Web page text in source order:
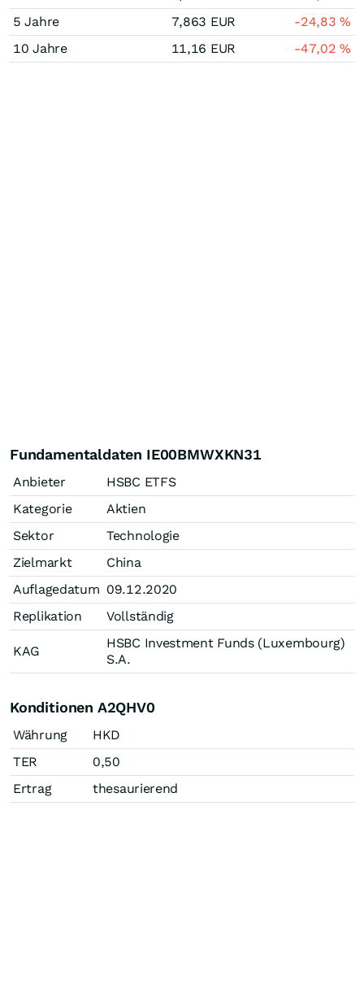
5 Jahre
7,863 EUR -24,83%
10 Jahre
11,16 EUR -47,02%
Fundamentaldaten IE00BMWXKN31
Anbieter
HSBC ETFS
Kategorie
Aktien
Sektor
Technologie
Zielmarkt
China
Auflagedatum 09.12.2020
Replikation
Vollständig
KAG
HSBC Investment Funds (Luxembourg)
S.A.
Konditionen A2QHV0
Währung
HKD
TER
0,50
Ertrag
thesaurierend